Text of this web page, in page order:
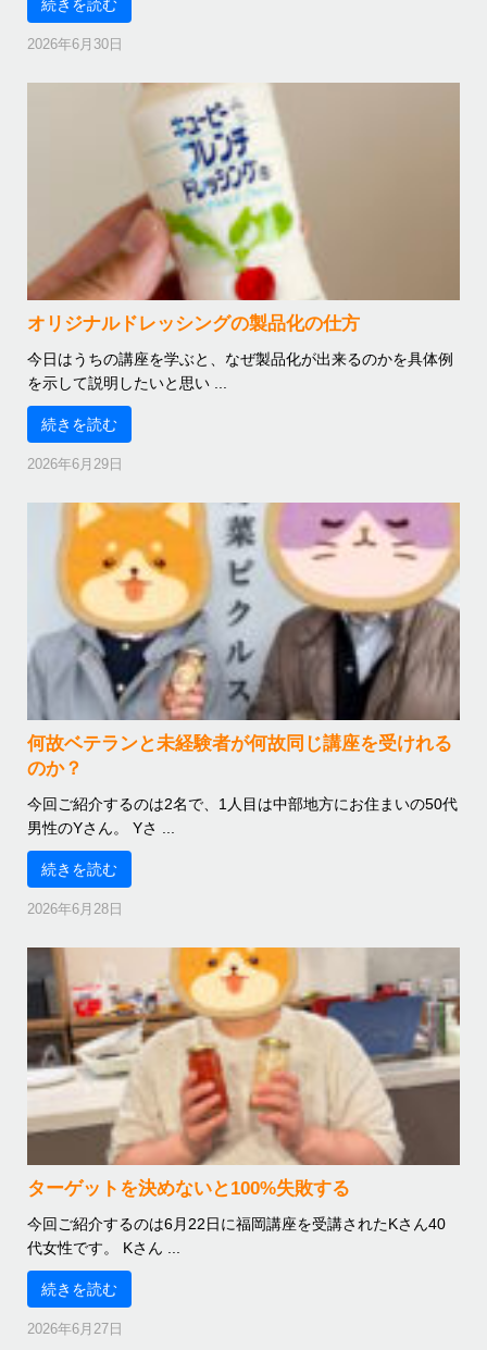
続きを読む
2026年6月30日
オリジナルドレッシングの製品化の仕方
今日はうちの講座を学ぶと、なぜ製品化が出来るのかを具体例
を示して説明したいと思い ...
続きを読む
2026年6月29日
何故ベテランと未経験者が何故同じ講座を受けれる
のか？
今回ご紹介するのは2名で、1人目は中部地方にお住まいの50代
男性のYさん。 Yさ ...
続きを読む
2026年6月28日
ターゲットを決めないと100%失敗する
今回ご紹介するのは6月22日に福岡講座を受講されたKさん40
代女性です。 Kさん ...
続きを読む
2026年6月27日